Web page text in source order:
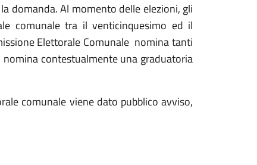
domanda. Al momento delle elezioni, gli
comunale tra il venticinquesimo ed il
Elettorale Comunale nomina tanti
contestualmente una graduatoria
comunale viene dato pubblico avviso,